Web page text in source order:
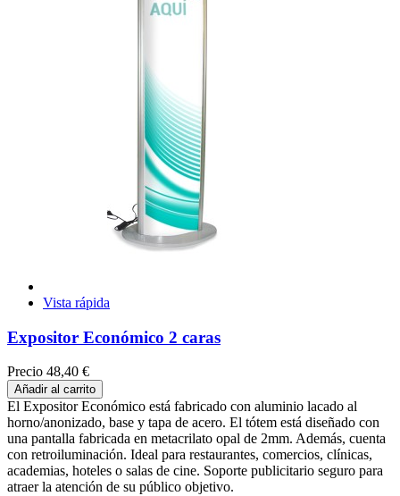
Vista rápida
Expositor Económico 2 caras
Precio 48,40 €
Añadir al carrito
El Expositor Económico está fabricado con aluminio lacado al
horno/anonizado, base y tapa de acero. El tótem está diseñado con
una pantalla fabricada en metacrilato opal de 2mm. Además, cuenta
con retroiluminación. Ideal para restaurantes, comercios, clínicas,
academias, hoteles o salas de cine. Soporte publicitario seguro para
atraer la atención de su público objetivo.